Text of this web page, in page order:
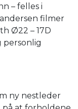
– felles i
filmer
Ø22 – 17D
personlig
ny nestleder